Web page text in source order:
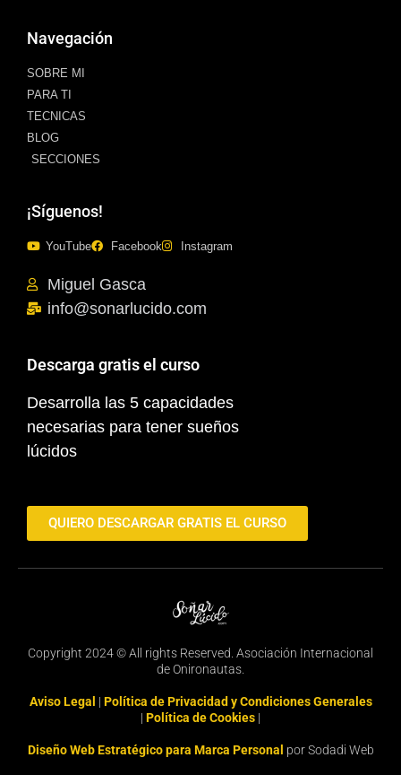
Navegación
SOBRE MI
PARA TI
TECNICAS
BLOG
SECCIONES
¡Síguenos!
YouTube Facebook Instagram
Miguel Gasca
info@sonarlucido.com
Descarga gratis el curso
Desarrolla las 5 capacidades
necesarias para tener sueños
lúcidos
QUIERO DESCARGAR GRATIS EL CURSO
Copyright 2024 © All rights Reserved. Asociación Internacional
de Onironautas.
Aviso Legal | Política de Privacidad y Condiciones Generales
| Política de Cookies |
Diseño Web Estratégico para Marca Personal por Sodadi Web